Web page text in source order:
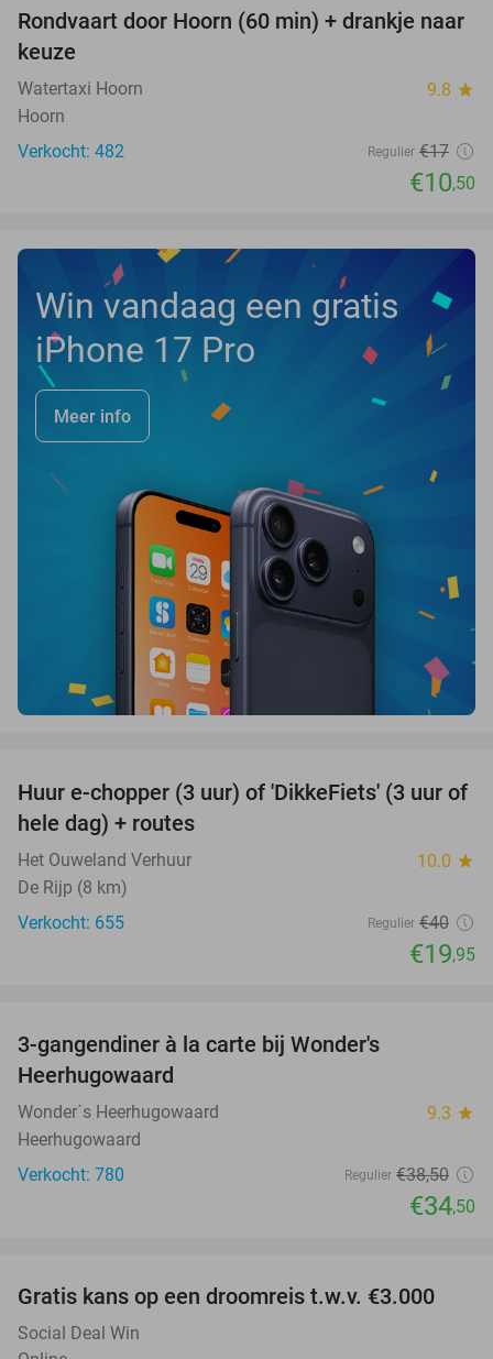
38%
Rondvaart door Hoorn (60 min) + drankje naar
keuze
Watertaxi Hoorn 9.8 star
Hoorn
Verkocht: 482
Regulier €17
€10,50
Win vandaag een gratis
iPhone 17 Pro
Meer info
50%
Huur e-chopper (3 uur) of 'DikkeFiets' (3 uur of
hele dag) + routes
Het Ouweland Verhuur 10.0 star
De Rijp (8 km)
Verkocht: 655
Regulier €40
€19,95
3-gangendiner à la carte bij Wonder's
Heerhugowaard
Wonder´s Heerhugowaard 9.3 star
Heerhugowaard
Verkocht: 780
Regulier €38,50
€34,50
Gratis kans op een droomreis t.w.v. €3.000
Social Deal Win